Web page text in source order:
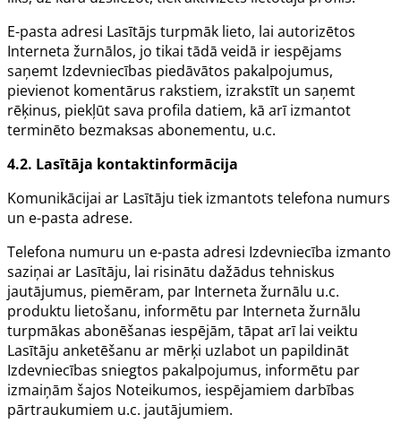
E-pasta adresi Lasītājs turpmāk lieto, lai autorizētos
Interneta žurnālos, jo tikai tādā veidā ir iespējams
saņemt Izdevniecības piedāvātos pakalpojumus,
pievienot komentārus rakstiem, izrakstīt un saņemt
rēķinus, piekļūt sava profila datiem, kā arī izmantot
terminēto bezmaksas abonementu, u.c.
4.2. Lasītāja kontaktinformācija
Komunikācijai ar Lasītāju tiek izmantots telefona numurs
un e-pasta adrese.
Telefona numuru un e-pasta adresi Izdevniecība izmanto
saziņai ar Lasītāju, lai risinātu dažādus tehniskus
jautājumus, piemēram, par Interneta žurnālu u.c.
produktu lietošanu, informētu par Interneta žurnālu
turpmākas abonēšanas iespējām, tāpat arī lai veiktu
Lasītāju anketēšanu ar mērķi uzlabot un papildināt
Izdevniecības sniegtos pakalpojumus, informētu par
izmaiņām šajos Noteikumos, iespējamiem darbības
pārtraukumiem u.c. jautājumiem.